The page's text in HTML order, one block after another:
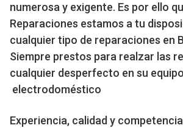
numerosa y exigente. Es por ello
Reparaciones estamos a tu
cualquier tipo de reparaciones en
Siempre prestos para realzar las
cualquier desperfecto en su equipo
electrodoméstico
Experiencia, calidad y